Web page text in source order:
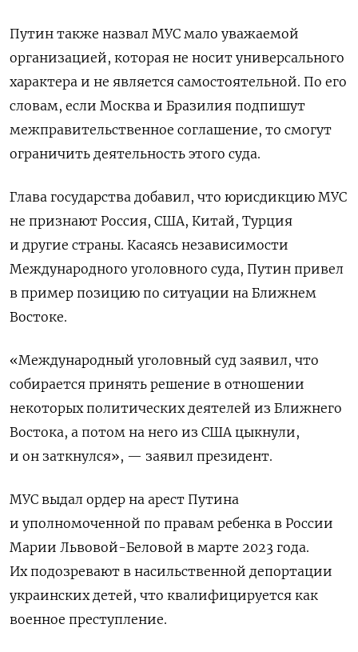
Путин также назвал МУС мало уважаемой
организацией, которая не носит универсального
характера и не является самостоятельной. По его
словам, если Москва и Бразилия подпишут
межправительственное соглашение, то смогут
ограничить деятельность этого суда.
Глава государства добавил, что юрисдикцию МУС
не признают Россия, США, Китай, Турция
и другие страны. Касаясь независимости
Международного уголовного суда, Путин привел
в пример позицию по ситуации на Ближнем
Востоке.
«Международный уголовный суд заявил, что
собирается принять решение в отношении
некоторых политических деятелей из Ближнего
Востока, а потом на него из США цыкнули,
и он заткнулся», — заявил президент.
МУС выдал ордер на арест Путина
и уполномоченной по правам ребенка в России
Марии Львовой-Беловой в марте 2023 года.
Их подозревают в насильственной депортации
украинских детей, что квалифицируется как
военное преступление.